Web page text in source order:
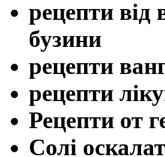
рецепти від
бузини
рецепти
рецепти
Рецепти от
Солі